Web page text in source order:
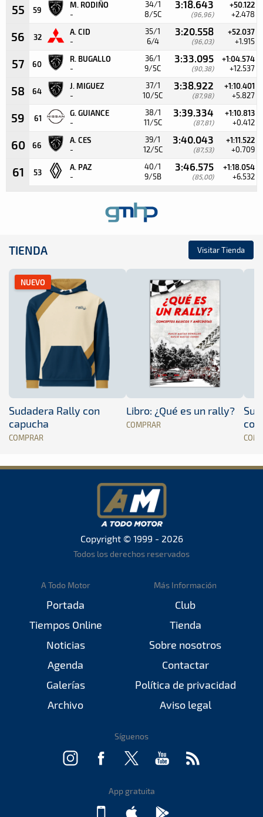
55 59
M. RODIÑO
-
34/1
8/5C
3:18.643
(96,96)
+50.122
+2.478
56 32
A. CID
-
35/1
6/4
3:20.558
(96,03)
+52.037
+1.915
57 60
R. BUGALLO
-
36/1
9/5C
3:33.095
(90,38)
+1:04.574
+12.537
58 64
J. MIGUEZ
-
37/1
10/5C
3:38.922
(87,98)
+1:10.401
+5.827
59 61
G. GUIANCE
-
38/1
11/5C
3:39.334
(87,81)
+1:10.813
+0.412
60 66
A. CES
-
39/1
12/5C
3:40.043
(87,53)
+1:11.522
+0.709
61 53
A. PAZ
-
40/1
9/5B
3:46.575
(85,00)
+1:18.054
+6.532
TIENDA Visitar Tienda
NUEVO
Sudadera Rally con
capucha
COMPRAR
Libro: ¿Qué es un rally?
COMPRAR
Copyright © 1999 - 2026
Todos los derechos reservados
A Todo Motor
Portada
Tiempos Online
Noticias
Agenda
Galerías
Archivo
Más Información
Club
Tienda
Sobre nosotros
Contactar
Política de privacidad
Aviso legal
Síguenos
App gratuita